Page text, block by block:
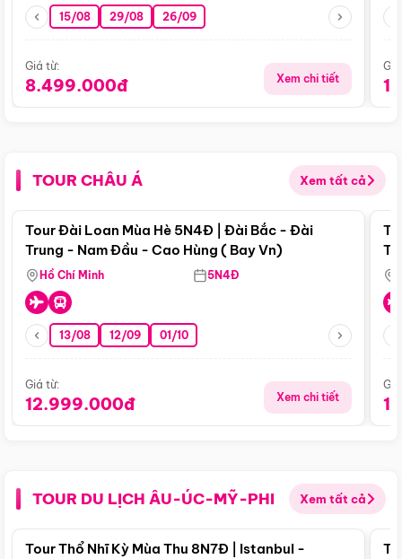
15/08 29/08 26/09
Giá từ:
8.499.000đ Xem chi tiết
TOUR CHÂU Á Xem tất cả
Điểm nổi bật
Tour Đài Loan Mùa Hè 5N4Đ | Đài Bắc - Đài
Trung - Nam Đầu - Cao Hùng ( Bay Vn)
Hồ Chí Minh 5N4Đ
13/08 12/09 01/10
Giá từ:
12.999.000đ Xem chi tiết
TOUR DU LỊCH ÂU-ÚC-MỸ-PHI Xem tất cả
Điểm nổi bật
Tour Thổ Nhĩ Kỳ Mùa Thu 8N7Đ | Istanbul -